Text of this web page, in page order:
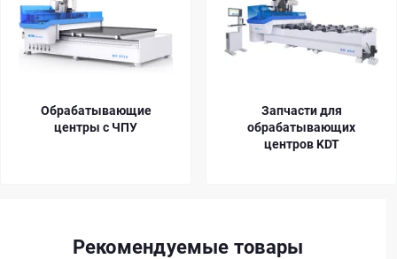
Обрабатывающие
центры с ЧПУ
Запчасти для
обрабатывающих
центров KDT
Рекомендуемые товары